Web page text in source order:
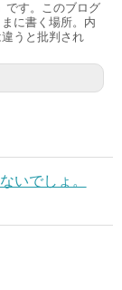
です。このブログ
に書く場所。内
うと批判され
いでしょ。